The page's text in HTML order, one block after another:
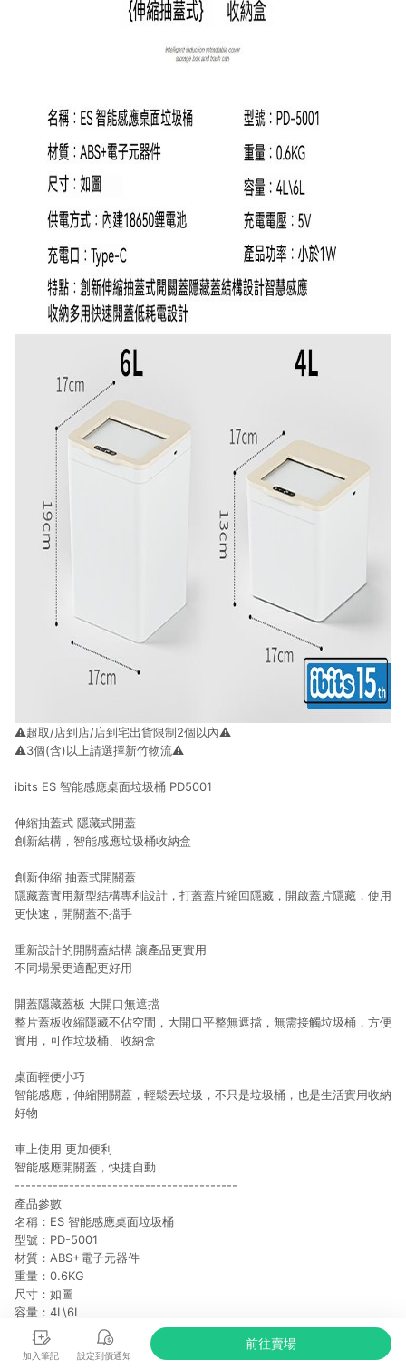
⚠️超取/店到店/店到宅出貨限制2個以內⚠️
⚠️3個(含)以上請選擇新竹物流⚠️
ibits ES 智能感應桌面垃圾桶 PD5001
伸縮抽蓋式 隱藏式開蓋
創新結構，智能感應垃圾桶收納盒
創新伸縮 抽蓋式開關蓋
隱藏蓋實用新型結構專利設計，打蓋蓋片縮回隱藏，開啟蓋片隱藏，使用
更快速，開關蓋不擋手
重新設計的開關蓋結構 讓產品更實用
不同場景更適配更好用
開蓋隱藏蓋板 大開口無遮擋
整片蓋板收縮隱藏不佔空間，大開口平整無遮擋，無需接觸垃圾桶，方便
實用，可作垃圾桶、收納盒
桌面輕便小巧
智能感應，伸縮開關蓋，輕鬆丟垃圾，不只是垃圾桶，也是生活實用收納
好物
車上使用 更加便利
智能感應開關蓋，快捷自動
-----------------------------------------
產品參數
名稱：ES 智能感應桌面垃圾桶
型號：PD-5001
材質：ABS+電子元器件
重量：0.6KG
尺寸：如圖
容量：4L\6L
供電方式：內建18650鋰電池
充電電壓：5V
加入筆記 設定到價通知
前往賣場